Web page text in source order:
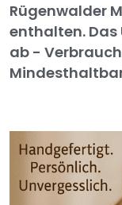
Rügenwalder
enthalten. Das
ab -